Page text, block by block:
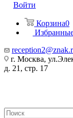
Войти
Корзина0
г. Москва,
д. 21, стр. 17